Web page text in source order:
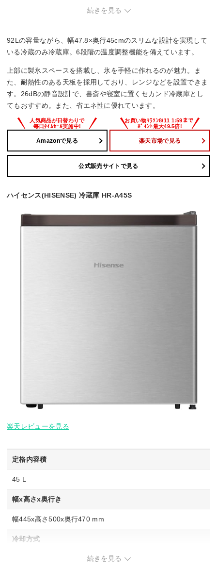
–
続きを見る
92Lの容量ながら、幅47.8×奥行45cmのスリムな設計を実現して
いる冷蔵のみ冷蔵庫。6段階の温度調整機能を備えています。
上部に製氷スペースを搭載し、氷を手軽に作れるのが魅力。ま
た、耐熱性のある天板を採用しており、レンジなどを設置できま
す。26dBの静音設計で、書斎や寝室に置くセカンド冷蔵庫とし
てもおすすめ。また、省エネ性に優れています。
Amazonで見る 楽天市場で見る
公式販売サイトで見る
ハイセンス(HISENSE) 冷蔵庫 HR-A45S
楽天レビューを見る
定格内容積
45 L
幅x高さx奥行き
幅445x高さ500x奥行470 mm
冷却方式
続きを見る